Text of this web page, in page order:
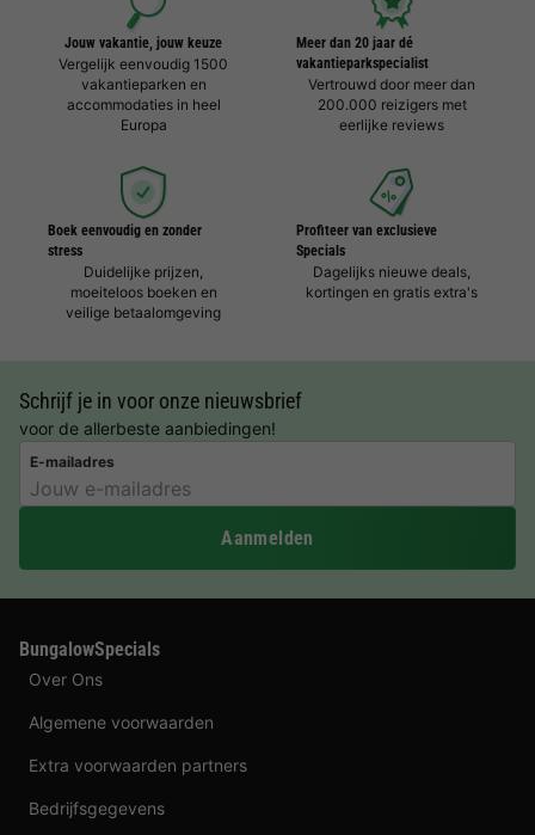
Jouw vakantie, jouw keuze
Vergelijk eenvoudig 1500
vakantieparken en
accommodaties in heel
Europa
Meer dan 20 jaar dé
vakantieparkspecialist
Vertrouwd door meer dan
200.000 reizigers met
eerlijke reviews
Boek eenvoudig en zonder
stress
Duidelijke prijzen,
moeiteloos boeken en
veilige betaalomgeving
Profiteer van exclusieve
Specials
Dagelijks nieuwe deals,
kortingen en gratis extra's
Schrijf je in voor onze nieuwsbrief
voor de allerbeste aanbiedingen!
E-mailadres
Aanmelden
BungalowSpecials
Over Ons
Algemene voorwaarden
Extra voorwaarden partners
Bedrijfsgegevens